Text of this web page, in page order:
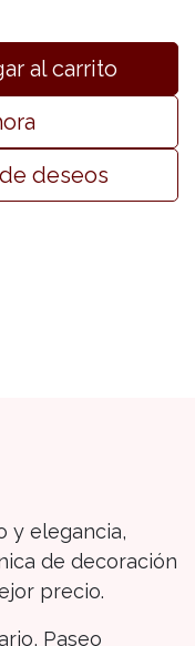
al carrito
deseos
y elegancia,
de decoración
precio.
Paseo